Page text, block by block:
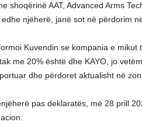
shoqërinë AAT, Advanced Arms
njëherë, janë sot në përdorim
Kuvendin se kompania e mikut
me 20% është dhe KAYO, jo
dhe përdoret aktualisht në
pas deklaratës, më 28 prill